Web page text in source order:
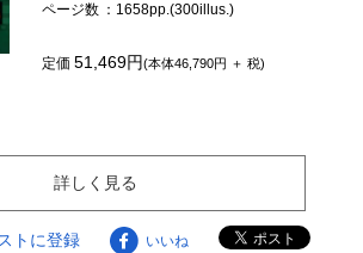
ページ数 ：1658pp.(300illus.)
定価51,469円(本体46,790円 ＋ 税)
詳しく見る
トに登録 いいね